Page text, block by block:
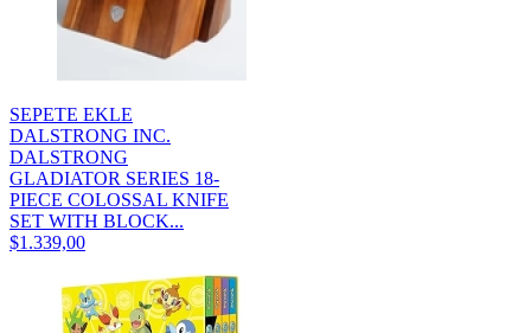
SEPETE EKLE
DALSTRONG INC.
DALSTRONG
GLADIATOR SERIES 18-
PIECE COLOSSAL KNIFE
SET WITH BLOCK...
$1.339,00